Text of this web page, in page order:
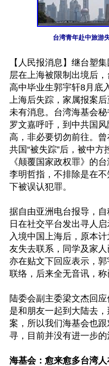
台湾青年赴中旅游
【人民报消息】继台塑
层在上海被限制出境后
高中毕业生郭宇轩8月底
上海后失踪，家属报案后
未有消息。台湾海基会秘
罗文嘉呼吁，到中共国风
高，非必要切勿前往。曾
共国“被失踪”后，被中方
《颠覆国家政权罪》的台
李明哲指，不排除是在不
下被误认犯罪。
据自由亚洲电台报导，
日在社交平台发出寻人
入境中国上海后，原本
友失去联系，同学及家
亦在贴文下回应表示，
联络，后来全无音讯，称
陆委会副主委梁文杰回
是和朋友一起到大陆去
案，所以我们海基会也
寻，目前并没有进一步的
海基会：愈来愈多台湾